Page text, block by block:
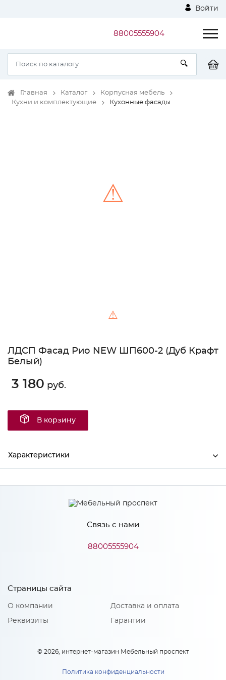
Войти
88005555904
Главная Каталог
Корпусная мебель
Кухни и комплектующие
Кухонные фасады
⚠
⚠
ЛДСП Фасад Рио NEW ШП600-2 (Дуб Крафт
Белый)
3 180 руб.
В корзину
Характеристики
Производитель МиФ
Связь с нами
88005555904
Страницы сайта
О компании
Реквизиты
Доставка и оплата
Гарантии
© 2026, интернет-магазин Мебельный проспект
Политика конфиденциальности